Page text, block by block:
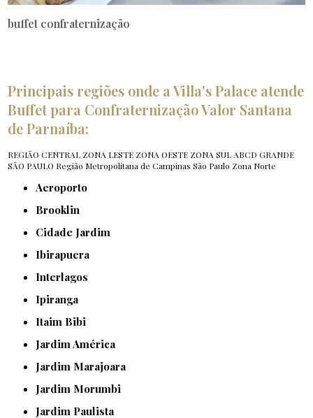
buffet confraternização
Principais regiões onde a Villa's Palace atende
Buffet para Confraternização Valor Santana
de Parnaíba:
REGIÃO CENTRAL ZONA LESTE ZONA OESTE ZONA SUL ABCD GRANDE
SÃO PAULO Região Metropolitana de Campinas São Paulo Zona Norte
Aeroporto
Brooklin
Cidade Jardim
Ibirapuera
Interlagos
Ipiranga
Itaim Bibi
Jardim América
Jardim Marajoara
Jardim Morumbi
Jardim Paulista